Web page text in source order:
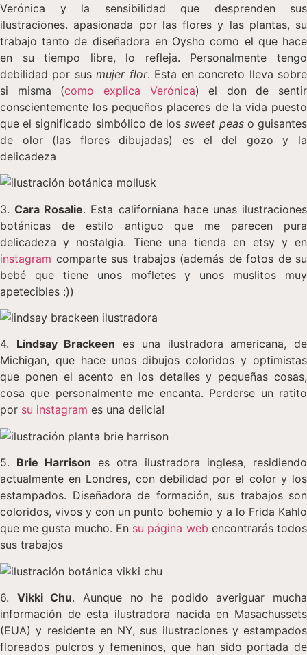
Verónica y la sensibilidad que desprenden sus
ilustraciones. apasionada por las flores y las plantas, su
trabajo tanto de diseñadora en Oysho como el que hace
en su tiempo libre, lo refleja. Personalmente tengo
debilidad por susmujer flor. Esta en concreto lleva sobre
si misma (como explica Verónica) el don de sentir
conscientemente los pequeños placeres de la vida puesto
que el significado simbólico de lossweet peaso guisantes
de olor (las flores dibujadas) es el del gozo y la
delicadeza
3.Cara Rosalie. Esta californiana hace unas ilustraciones
botánicas de estilo antiguo que me parecen pura
delicadeza y nostalgia. Tiene una tienda en etsy y en
instagram comparte sus trabajos (además de fotos de su
bebé que tiene unos mofletes y unos muslitos muy
apetecibles :))
4. Lindsay Brackeen es una ilustradora americana, de
Michigan, que hace unos dibujos coloridos y optimistas
que ponen el acento en los detalles y pequeñas cosas,
cosa que personalmente me encanta. Perderse un ratito
por su instagram es una delicia!
5. Brie Harrison es otra ilustradora inglesa, residiendo
actualmente en Londres, con debilidad por el color y los
estampados. Diseñadora de formación, sus trabajos son
coloridos, vivos y con un punto bohemio y a lo Frida Kahlo
que me gusta mucho. En su página web encontrarás todos
sus trabajos
6. Vikki Chu. Aunque no he podido averiguar mucha
información de esta ilustradora nacida en Masachussets
(EUA) y residente en NY, sus ilustraciones y estampados
floreados pulcros y femeninos, que han sido portada de